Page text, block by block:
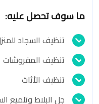
ما سوف تحصل عليه:
تنظيف السجاد
تنظيف المفروشات
تنظيف الأثاث
جل البلاط وتلميع